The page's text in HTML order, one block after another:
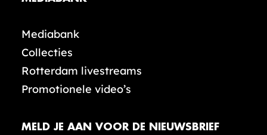
Mediabank
Collecties
Rotterdam livestreams
Promotionele video’s
MELD JE AAN VOOR DE NIEUWSBRIEF